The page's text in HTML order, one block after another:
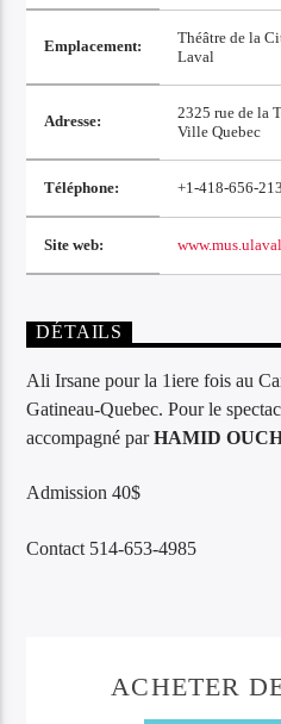
Emplacement:
Théâtre de la
Laval
Adresse:
2325 rue de la
Ville Quebec
Téléphone: +1-418-656-
Site web:
DÉTAILS
Ali Irsane pour la 1iere fois au
Gatineau-Quebec. Pour le
accompagné parHAMID
Admission 40$
Contact 514-653-4985
ACHETER